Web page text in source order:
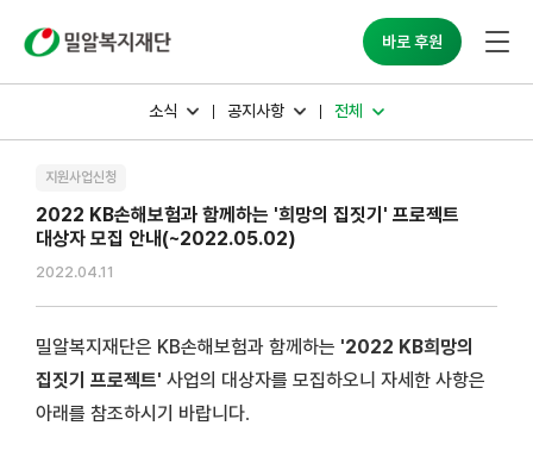
바로 후원
소식 공지사항 전체
지원사업신청
2022 KB손해보험과 함께하는 '희망의 집짓기' 프로젝트
대상자 모집 안내(~2022.05.02)
2022.04.11
밀알복지재단은 KB손해보험과 함께하는 '2022 KB희망의
집짓기 프로젝트' 사업의 대상자를 모집하오니 자세한 사항은
아래를 참조하시기 바랍니다.